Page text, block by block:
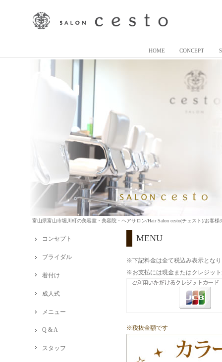
富山県富山市堀川町の美容室・美容院・ヘアサロン/Hair Salon cesto(チェスト)/お客
HOME CONCEPT
MENU
※下記料金は全て税込み表示とな
※お支払には現金またはクレジッ
※税抜金額です
コンセプト
ブライダル
着付け
成人式
メニュー
Q & A
スタッフ